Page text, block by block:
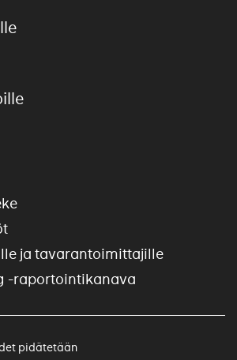
ja tavarantoimittajille
-raportointikanava
pidätetään